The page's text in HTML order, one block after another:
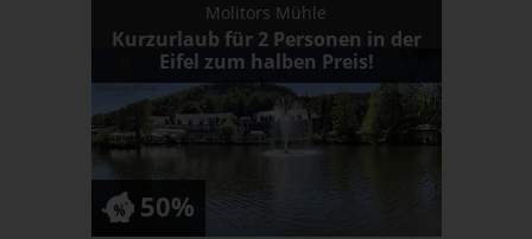
Molitors Mühle
Kurzurlaub für 2 Personen in der
Eifel zum halben Preis!
50%